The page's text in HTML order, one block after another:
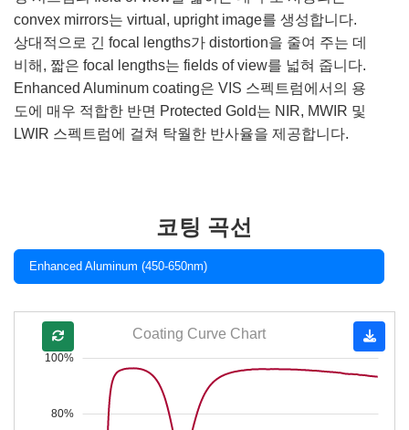
convex mirrors는 virtual, upright image를 생성합니다.
상대적으로 긴 focal lengths가 distortion을 줄여 주는 데
비해, 짧은 focal lengths는 fields of view를 넓혀 줍니다.
Enhanced Aluminum coating은 VIS 스펙트럼에서의 용
도에 매우 적합한 반면 Protected Gold는 NIR, MWIR 및
LWIR 스펙트럼에 걸쳐 탁월한 반사율을 제공합니다.
코팅 곡선
Enhanced Aluminum (450-650nm)
80%
100%
Coating Curve Chart